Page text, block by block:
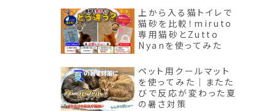
上から入る猫トイレで
猫砂を比較！miruto
専用猫砂とZutto
Nyanを使ってみた
ペット用クールマット
を使ってみた｜またた
びで反応が変わった夏
の暑さ対策